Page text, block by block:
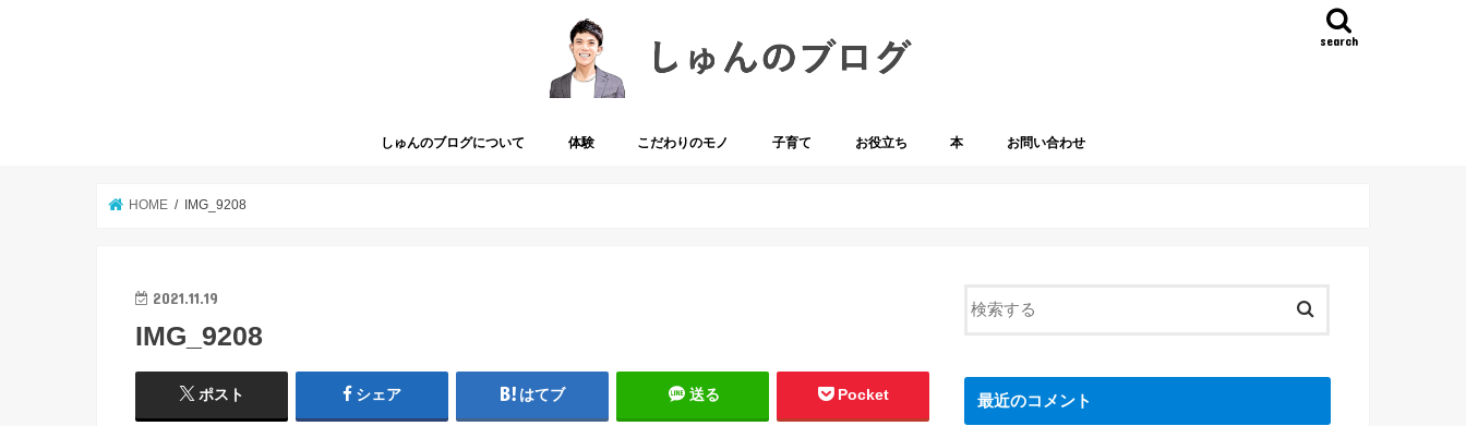
search
しゅんのブログについて 体験 こだわりのモノ 子育て お役立ち 本 お問い合わせ
HOME IMG_9208
2021.11.19
IMG_9208
ポスト シェア はてブ 送る Pocket 最近のコメント